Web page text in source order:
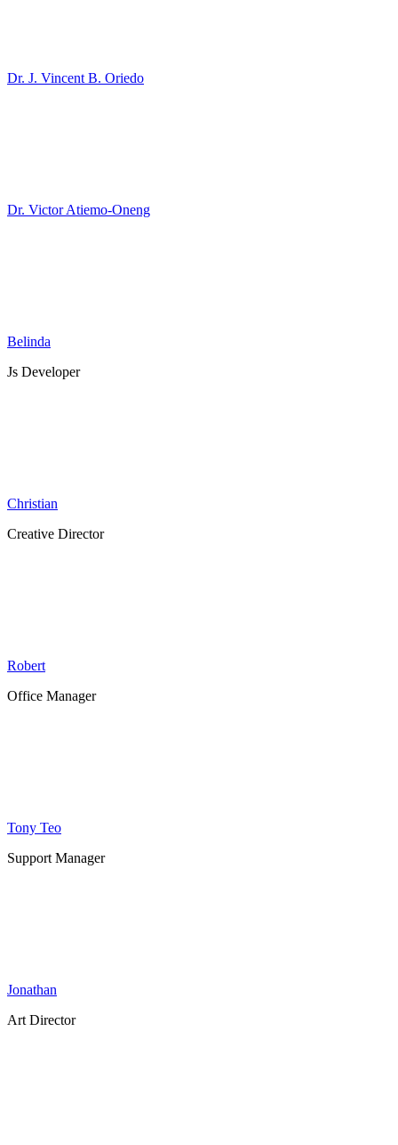
Dr. J. Vincent B. Oriedo
Dr. Victor Atiemo-Oneng
Belinda
Js Developer
Christian
Creative Director
Robert
Office Manager
Tony Teo
Support Manager
Jonathan
Art Director